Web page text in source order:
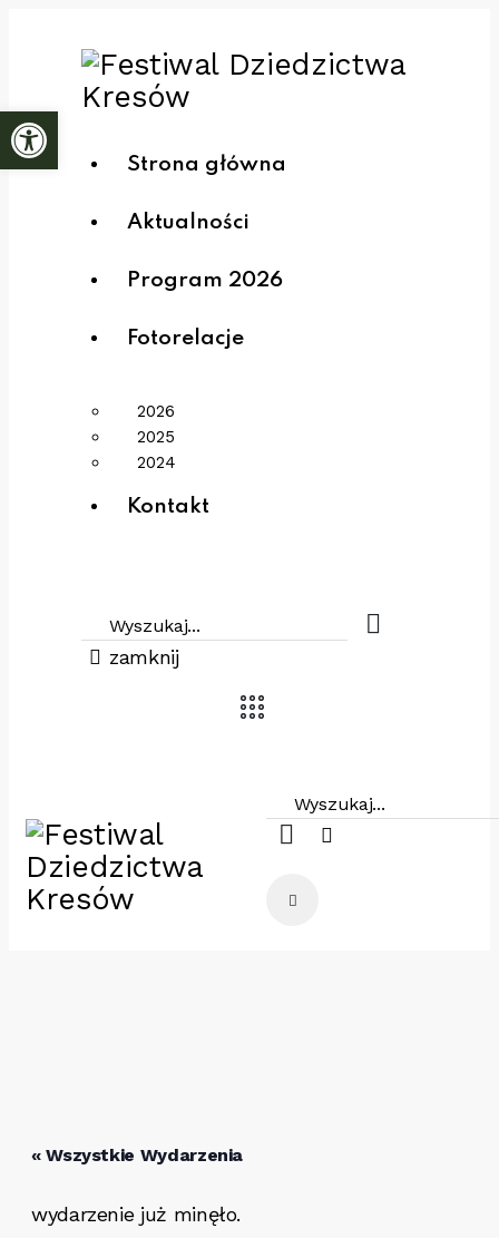
Strona główna
Aktualności
Program 2026
Fotorelacje
2026
2025
2024
Kontakt
zamknij
« Wszystkie Wydarzenia
wydarzenie już minęło.
Otwórz pasek narzędzi